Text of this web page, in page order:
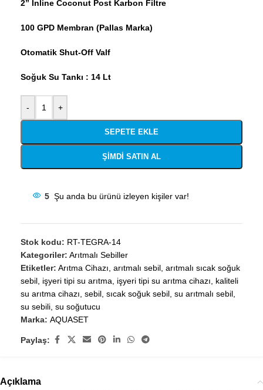
2” Inline Coconut Post Karbon Filtre
100 GPD Membran (Pallas Marka)
Otomatik Shut-Off Valf
Soğuk Su Tankı : 14 Lt
- +
SEPETE EKLE
ŞIMDI SATIN AL
5 Şu anda bu ürünü izleyen kişiler var!
Stok kodu: RT-TEGRA-14
Kategoriler: Arıtmalı Sebiller
Etiketler: Arıtma Cihazı, arıtmalı sebil, arıtmalı sıcak soğuk
sebil, işyeri tipi su arıtma, işyeri tipi su arıtma cihazı, kaliteli
su arıtma cihazı, sebil, sıcak soğuk sebil, su arıtmalı sebil,
su sebili, su soğutucu
Marka: AQUASET
Paylaş:
Açıklama